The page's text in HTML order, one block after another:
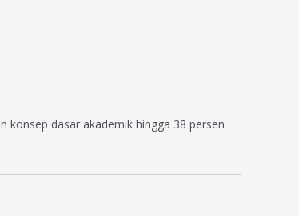
konsep dasar akademik hingga 38 persen